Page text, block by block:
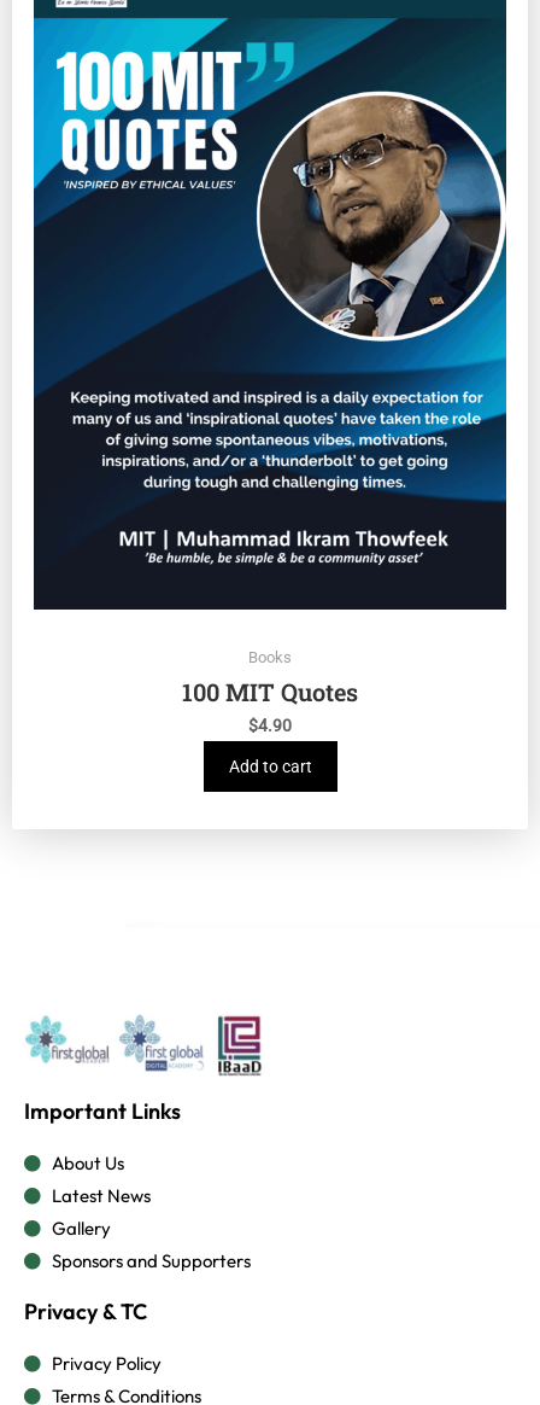
Books
100 MIT Quotes
$4.90
Add to cart
Important Links
About Us
Latest News
Gallery
Sponsors and Supporters
Privacy & TC
Privacy Policy
Terms & Conditions